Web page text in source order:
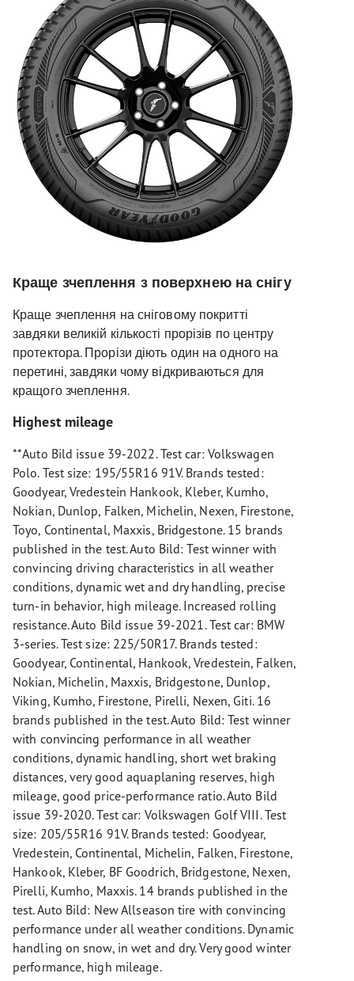
Краще зчеплення з поверхнею на снігу
Краще зчеплення на сніговому покритті
завдяки великій кількості прорізів по центру
протектора. Прорізи діють один на одного на
перетині, завдяки чому відкриваються для
кращого зчеплення.
Highest mileage
**Auto Bild issue 39-2022. Test car: Volkswagen
Polo. Test size: 195/55R16 91V. Brands tested:
Goodyear, Vredestein Hankook, Kleber, Kumho,
Nokian, Dunlop, Falken, Michelin, Nexen, Firestone,
Toyo, Continental, Maxxis, Bridgestone. 15 brands
published in the test. Auto Bild: Test winner with
convincing driving characteristics in all weather
conditions, dynamic wet and dry handling, precise
turn-in behavior, high mileage. Increased rolling
resistance. Auto Bild issue 39-2021. Test car: BMW
3-series. Test size: 225/50R17. Brands tested:
Goodyear, Continental, Hankook, Vredestein, Falken,
Nokian, Michelin, Maxxis, Bridgestone, Dunlop,
Viking, Kumho, Firestone, Pirelli, Nexen, Giti. 16
brands published in the test. Auto Bild: Test winner
with convincing performance in all weather
conditions, dynamic handling, short wet braking
distances, very good aquaplaning reserves, high
mileage, good price-performance ratio. Auto Bild
issue 39-2020. Test car: Volkswagen Golf VIII. Test
size: 205/55R16 91V. Brands tested: Goodyear,
Vredestein, Continental, Michelin, Falken, Firestone,
Hankook, Kleber, BF Goodrich, Bridgestone, Nexen,
Pirelli, Kumho, Maxxis. 14 brands published in the
test. Auto Bild: New Allseason tire with convincing
performance under all weather conditions. Dynamic
handling on snow, in wet and dry. Very good winter
performance, high mileage.